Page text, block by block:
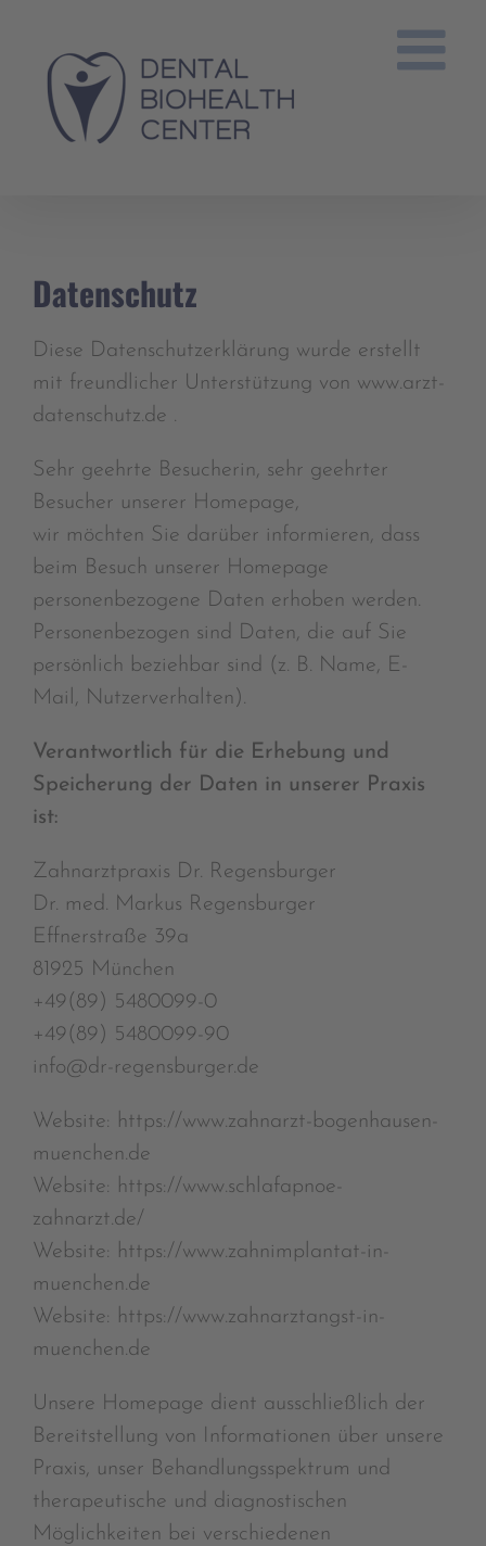
springen
Datenschutz
Diese Datenschutzerklärung wurde erstellt
mit freundlicher Unterstützung von www.arzt-
datenschutz.de .
Sehr geehrte Besucherin, sehr geehrter
Besucher unserer Homepage,
wir möchten Sie darüber informieren, dass
beim Besuch unserer Homepage
personenbezogene Daten erhoben werden.
Personenbezogen sind Daten, die auf Sie
persönlich beziehbar sind (z. B. Name, E-
Mail, Nutzerverhalten).
Verantwortlich für die Erhebung und
Speicherung der Daten in unserer Praxis
ist:
Zahnarztpraxis Dr. Regensburger
Dr. med. Markus Regensburger
Effnerstraße 39a
81925 München
+49(89) 5480099-0
+49(89) 5480099-90
info@dr-regensburger.de
Website: https://www.zahnarzt-bogenhausen-
muenchen.de
Website: https://www.schlafapnoe-
zahnarzt.de/
Website: https://www.zahnimplantat-in-
muenchen.de
Website: https://www.zahnarztangst-in-
muenchen.de
Unsere Homepage dient ausschließlich der
Bereitstellung von Informationen über unsere
Praxis, unser Behandlungsspektrum und
therapeutische und diagnostischen
Möglichkeiten bei verschiedenen